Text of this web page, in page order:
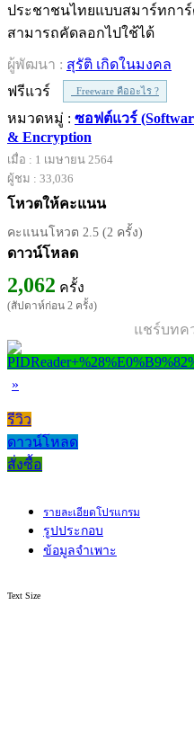
ประชาชนไทยแบบสมาร์ทการ์
สามารถคัดลอกไปใช้ได้
ผู้พัฒนา : สุรัติ เกิดในมงคล
ฟรีแวร์
Freeware คืออะไร ?
หมวดหมู่ : ซอฟต์แวร์
& Encryption
เมื่อ : 1 เมษายน 2564
ผู้ชม : 33,036
โหวตให้คะแนน
คะแนนโหวต 2.5 (2 ครั้ง)
ดาวน์โหลด
2,062 ครั้ง
(สัปดาห์ก่อน 2 ครั้ง)
แชร์บทค
»
รีวิว
ดาวน์โหลด
สั่งซื้อ
รายละเอียดโปรแกรม
รูปประกอบ
ข้อมูลจำเพาะ
Text Size